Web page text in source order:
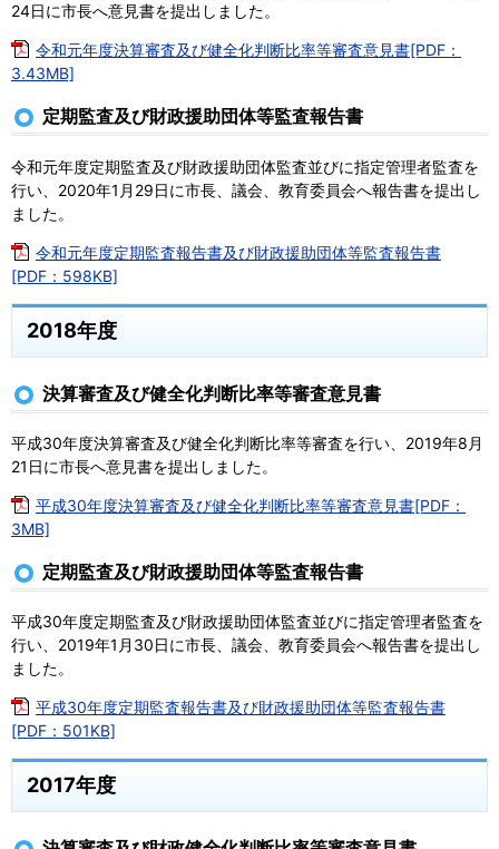
24日に市長へ意見書を提出しました。
令和元年度決算審査及び健全化判断比率等審査意見書[PDF：
3.43MB]
定期監査及び財政援助団体等監査報告書
令和元年度定期監査及び財政援助団体監査並びに指定管理者監査を
行い、2020年1月29日に市長、議会、教育委員会へ報告書を提出し
ました。
令和元年度定期監査報告書及び財政援助団体等監査報告書
[PDF：598KB]
2018年度
決算審査及び健全化判断比率等審査意見書
平成30年度決算審査及び健全化判断比率等審査を行い、2019年8月
21日に市長へ意見書を提出しました。
平成30年度決算審査及び健全化判断比率等審査意見書[PDF：
3MB]
定期監査及び財政援助団体等監査報告書
平成30年度定期監査及び財政援助団体監査並びに指定管理者監査を
行い、2019年1月30日に市長、議会、教育委員会へ報告書を提出し
ました。
平成30年度定期監査報告書及び財政援助団体等監査報告書
[PDF：501KB]
2017年度